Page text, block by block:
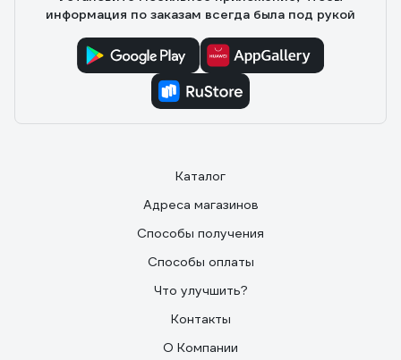
информация по заказам всегда была под рукой
Каталог
Адреса магазинов
Способы получения
Способы оплаты
Что улучшить?
Контакты
О Компании